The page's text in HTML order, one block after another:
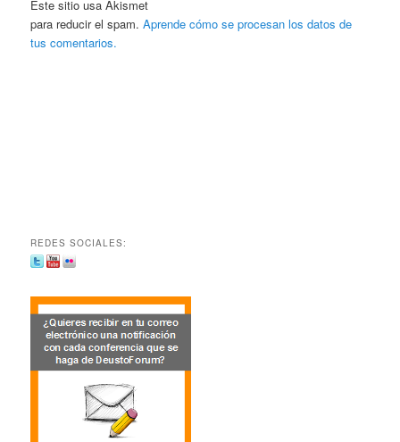
Este sitio usa Akismet
para reducir el spam.Aprende cómo se procesan los datos de
tus comentarios.
REDES SOCIALES: